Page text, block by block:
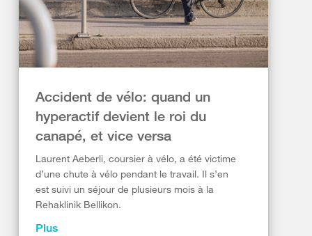
Accident de vélo: quand un
hyperactif devient le roi du
canapé, et vice versa
Laurent Aeberli, coursier à vélo, a été victime
d’une chute à vélo pendant le travail. Il s’en
est suivi un séjour de plusieurs mois à la
Rehaklinik Bellikon.
Plus